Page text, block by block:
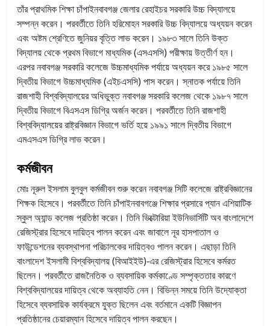
তাঁর প্রাথমিক শিক্ষা চাঁপাইনবাবগঞ্জ জেলার রেহাইচর সরকারি উচ্চ বিদ্যালয়ে
সম্পন্ন করেন। পরবর্তীতে তিনি হরিমোহন সরকারি উচ্চ বিদ্যালয়ে অধ্যয়ন করেন
এবং অষ্টম শ্রেণিতে জুনিয়র বৃত্তি লাভ করেন। ১৯৮৩ সালে তিনি উক্ত
বিদ্যালয় থেকে প্রথম বিভাগে মাধ্যমিক (এসএসসি) পরীক্ষায় উত্তীর্ণ হন।
এরপর নবাবগঞ্জ সরকারি কলেজে উচ্চমাধ্যমিক পর্যায়ে অধ্যয়ন করে ১৯৮৫ সালে
দ্বিতীয় বিভাগে উচ্চমাধ্যমিক (এইচএসসি) পাস করেন। স্নাতক পর্যায়ে তিনি
রাজশাহী বিশ্ববিদ্যালয়ের অধিভুক্ত নবাবগঞ্জ সরকারি কলেজ থেকে ১৯৮৭ সালে
দ্বিতীয় বিভাগে বিএসএস ডিগ্রি অর্জন করেন। পরবর্তীতে তিনি রাজশাহী
বিশ্ববিদ্যালয়ের রাষ্ট্রবিজ্ঞান বিভাগে ভর্তি হয়ে ১৯৯১ সালে দ্বিতীয় বিভাগে
এমএসএস ডিগ্রি লাভ করেন।
কর্মজীবন
মোঃ নূরুল ইসলাম বুলবুল কর্মজীবন শুরু করেন নবাবগঞ্জ সিটি কলেজে রাষ্ট্রবিজ্ঞানের
শিক্ষক হিসেবে। পরবর্তীতে তিনি চাঁপাইনবাবগঞ্জে শিক্ষার প্রসারে প্যান এশিয়াটিক
স্কুল অ্যান্ড কলেজ প্রতিষ্ঠা করেন। তিনি ভিক্টোরিয়া ইউনিভার্সিটি অব বাংলাদেশে
রেজিস্ট্রার হিসেবে দায়িত্ব পালন করেন এবং জাবালে নূর হাসপাতাল ও
ফাউন্ডেশনের ব্যবস্থাপনা পরিচালকের দায়িত্বও পালন করেন। এছাড়া তিনি
বাংলাদেশ ইসলামী বিশ্ববিদ্যালয় (বিআইইউ)-এর রেজিস্ট্রার হিসেবে কর্মরত
ছিলেন। পরবর্তীতে রাজনৈতিক ও ব্যবসায়িক কর্মকাণ্ডে সম্পৃক্ততার কারণে
বিশ্ববিদ্যালয়ের দায়িত্ব থেকে অব্যাহতি নেন। বিভিন্ন সময়ে তিনি উদ্যোক্তা
হিসেবে ব্যবসায়িক কার্যক্রমে যুক্ত ছিলেন এবং বর্তমানে একটি বিজ্ঞাপন
প্রতিষ্ঠানের চেয়ারম্যান হিসেবে দায়িত্ব পালন করছেন।